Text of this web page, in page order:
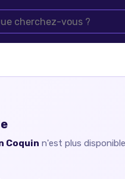
Coquin n'est plus